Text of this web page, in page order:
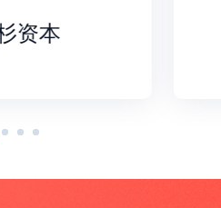
资本